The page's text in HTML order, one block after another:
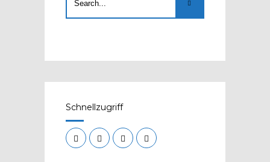
Schnellzugriff